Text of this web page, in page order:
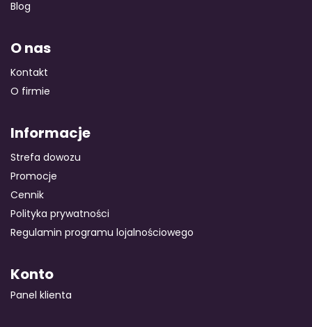
Blog
O nas
Kontakt
O firmie
Informacje
Strefa dowozu
Promocje
Cennik
Polityka prywatności
Regulamin programu lojalnościowego
Konto
Panel klienta